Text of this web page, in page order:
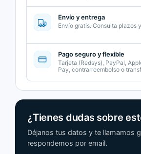
Envío y entrega
Envío gratis. Consulta plazos
Pago seguro y flexible
Tarjeta (Redsys), PayPal,
Pay, contrarreembolso o
¿Tienes dudas sobre
Déjanos tus datos y te llamamos
respondemos por email.